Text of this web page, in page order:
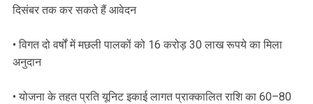
दिसंबर तक कर सकते हैं आवेदन
• विगत दो वर्षों में मछली पालकों को 16 करोड़ 30 लाख रूपये का मिला
अनुदान
• योजना के तहत प्रति यूनिट इकाई लागत प्राक्कालित राशि का 60–80